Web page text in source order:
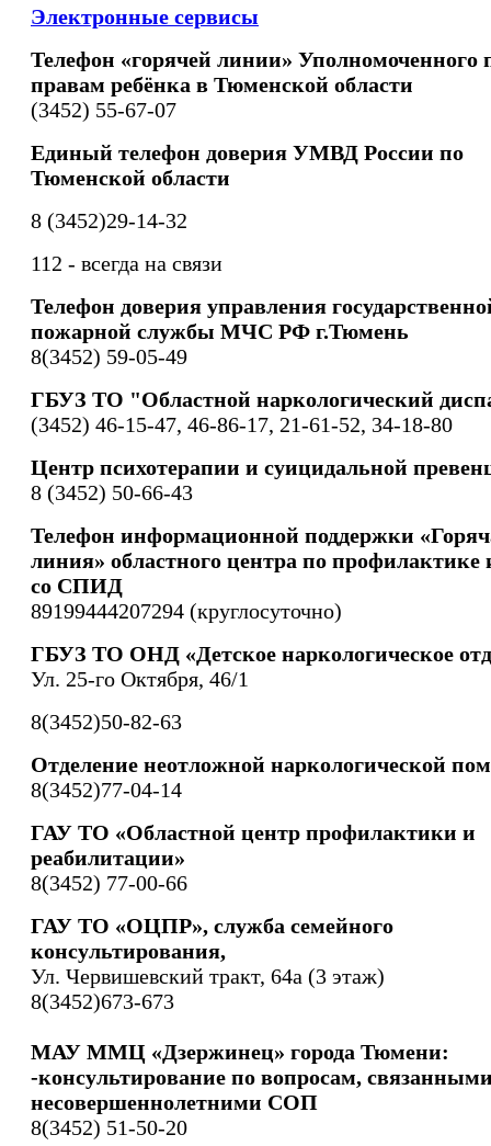
Электронные сервисы
Телефон «горячей линии» Уполномоченного
правам ребёнка в Тюменской области
(3452) 55-67-07
Единый телефон доверия УМВД России по
Тюменской области
8 (3452)29-14-32
112 - всегда на связи
Телефон доверия управления
пожарной службы МЧС РФ г.Тюмень
8(3452) 59-05-49
ГБУЗ ТО "Областной наркологический
(3452) 46-15-47, 46-86-17, 21-61-52, 34-18-80
Центр психотерапии и суицидальной
8 (3452) 50-66-43
Телефон информационной поддержки
линия» областного центра по профилактике
со СПИД
89199444207294 (круглосуточно)
ГБУЗ ТО ОНД «Детское наркологическое
Ул. 25-го Октября, 46/1
8(3452)50-82-63
Отделение неотложной наркологической
8(3452)77-04-14
ГАУ ТО «Областной центр профилактики и
реабилитации»
8(3452) 77-00-66
ГАУ ТО «ОЦПР», служба семейного
консультирования,
Ул. Червишевский тракт, 64а (3 этаж)
8(3452)673-673
МАУ ММЦ «Дзержинец» города Тюмени:
-консультирование по вопросам,
несовершеннолетними СОП
8(3452) 51-50-20